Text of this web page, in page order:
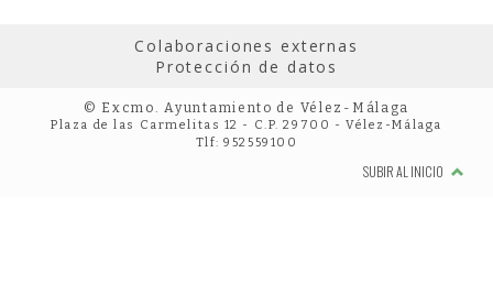
Colaboraciones externas
Protección de datos
© Excmo. Ayuntamiento de Vélez-Málaga
Plaza de las Carmelitas 12 - C.P. 29700 - Vélez-Málaga
Tlf: 952559100
SUBIR AL INICIO